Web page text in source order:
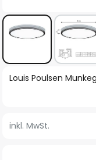
Zum
springen
Louis Poulsen
inkl. MwSt.